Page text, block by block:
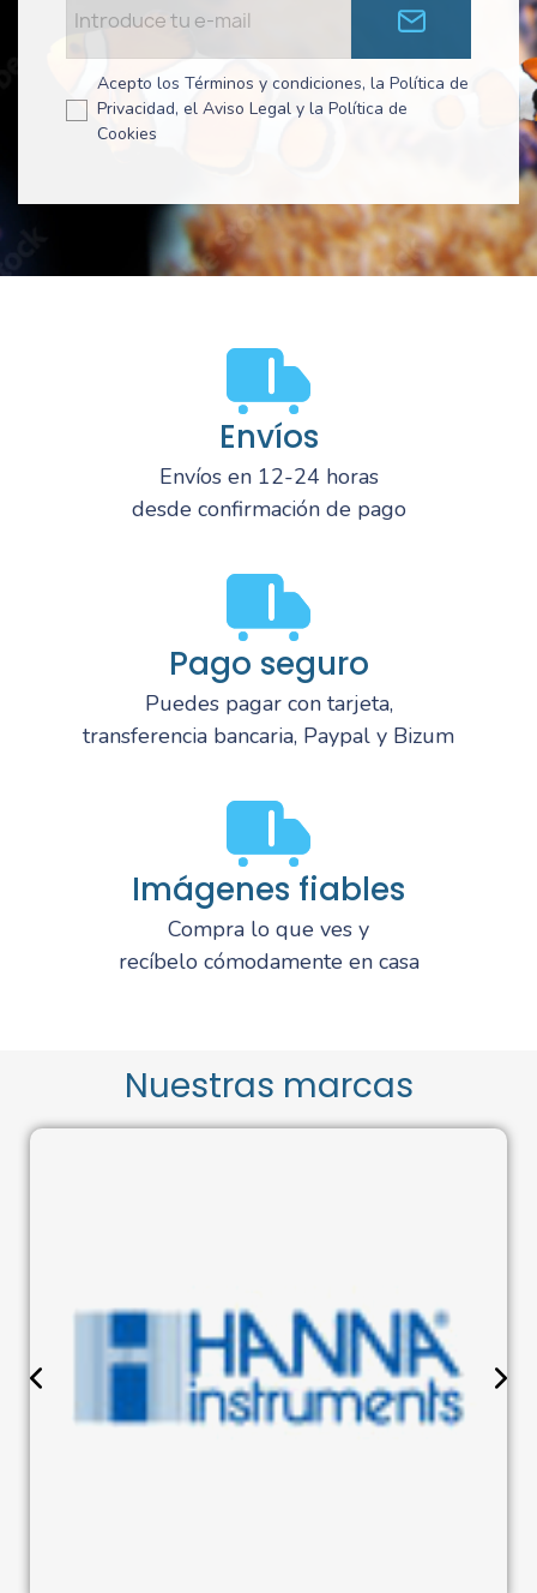
Acepto los Términos y condiciones, la Política de
Privacidad, el Aviso Legal y la Política de
Cookies
Envíos
Envíos en 12-24 horas
desde confirmación de pago
Pago seguro
Puedes pagar con tarjeta,
transferencia bancaria, Paypal y Bizum
Imágenes fiables
Compra lo que ves y
recíbelo cómodamente en casa
Nuestras marcas